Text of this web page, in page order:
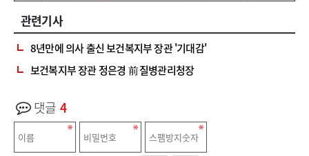
관련기사
8년만에 의사 출신 보건복지부 장관 '기대감'
보건복지부 장관 정은경 前 질병관리청장
댓글 4